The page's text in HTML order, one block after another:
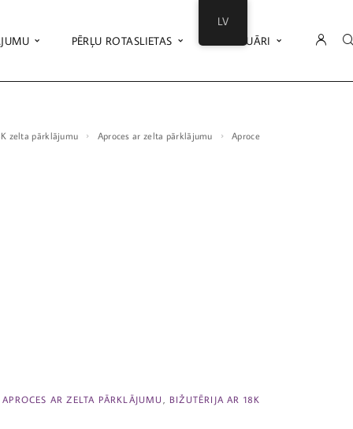
PĒRĻU ROTASLIETAS AKSESUĀRI
zelta pārklājumu Aproces ar zelta pārklājumu Aproce
,APROCES AR ZELTA PĀRKLĀJUMU
BIŽUTĒRIJA AR 18K
LV